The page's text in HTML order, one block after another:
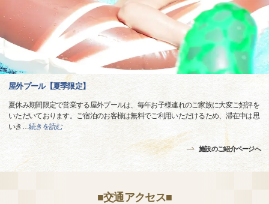
屋外プール【夏季限定】
夏休み期間限定で営業する屋外プールは、毎年お子様連れのご家族に大変ご好評を
いただいております。ご宿泊のお客様は無料でご利用いただけるため、滞在中は思
いき
続きを読む
施設のご紹介ページへ
■交通アクセス■